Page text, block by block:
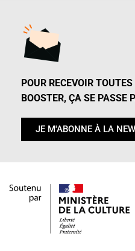
POUR RECEVOIR
BOOSTER, ÇA SE PASSE
JE M'ABONNE À LA